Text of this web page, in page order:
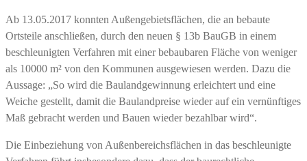
Ab 13.05.2017 konnten Außengebietsflächen, die an bebaute
Ortsteile anschließen, durch den neuen § 13b BauGB in einem
beschleunigten Verfahren mit einer bebaubaren Fläche von weniger
als 10000 m² von den Kommunen ausgewiesen werden. Dazu die
Aussage: „So wird die Baulandgewinnung erleichtert und eine
Weiche gestellt, damit die Baulandpreise wieder auf ein vernünftiges
Maß gebracht werden und Bauen wieder bezahlbar wird“.
Die Einbeziehung von Außenbereichsflächen in das beschleunigte